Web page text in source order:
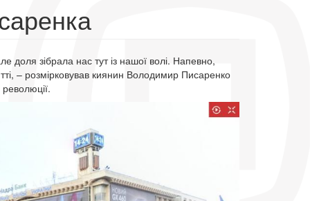
доля зібрала нас тут із нашої волі. Напевно,
– розмірковував киянин Володимир Писаренко